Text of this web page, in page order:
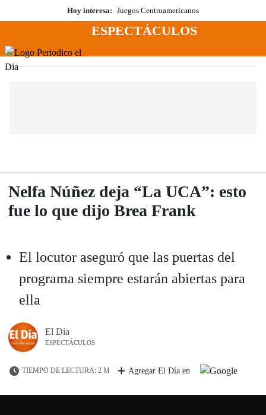
al
Hoy interesa: Juegos Centroamericanos
Menú
ESPECTÁCULOS
Nelfa Núñez deja “La UCA”: esto
fue lo que dijo Brea Frank
El locutor aseguró que las puertas del
programa siempre estarán abiertas para
ella
El Día
ESPECTÁCULOS
TIEMPO DE LECTURA: 2 M Agregar El Día en